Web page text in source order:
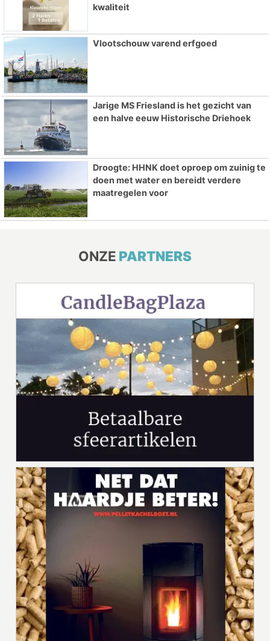
kwaliteit
Vlootschouw varend erfgoed
Jarige MS Friesland is het gezicht van
een halve eeuw Historische Driehoek
Droogte: HHNK doet oproep om zuinig te
doen met water en bereidt verdere
maatregelen voor
ONZE PARTNERS